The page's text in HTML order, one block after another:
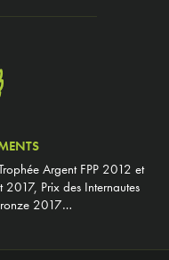
Argent FPP 2012 et
Prix des Internautes
2017…